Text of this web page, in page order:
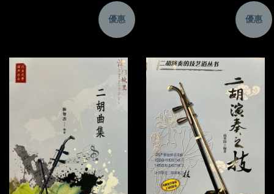
優惠 優惠